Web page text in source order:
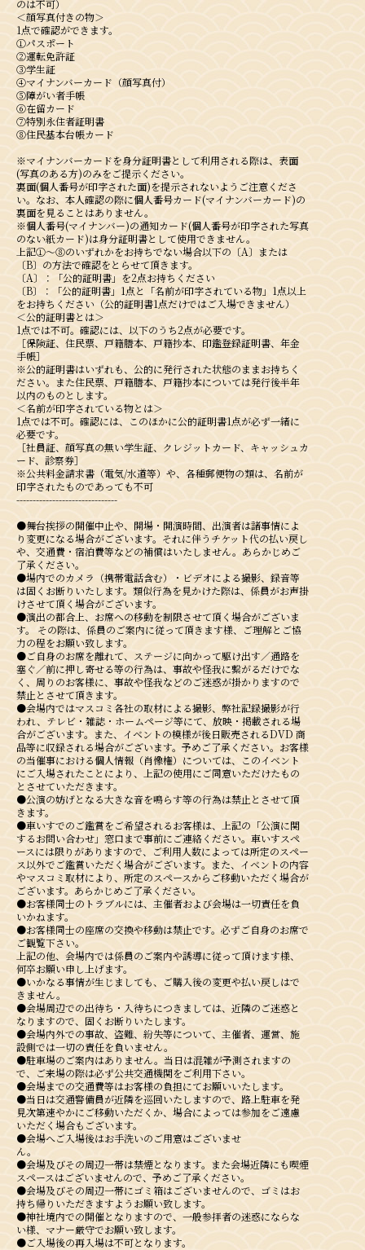
のは不可）
＜顔写真付きの物＞
1点で確認ができます。
①パスポート
②運転免許証
③学生証
④マイナンバーカード（顔写真付）
⑤障がい者手帳
⑥在留カード
⑦特別永住者証明書
⑧住民基本台帳カード
※マイナンバーカードを身分証明書として利用される際は、表面
(写真のある方)のみをご提示ください。
裏面(個人番号が印字された面)を提示されないようご注意くださ
い。なお、本人確認の際に個人番号カード(マイナンバーカード)の
裏面を見ることはありません。
※個人番号(マイナンバー)の通知カード(個人番号が印字された写真
のない紙カード)は身分証明書として使用できません。
上記①～⑧のいずれかをお持ちでない場合以下の〔A〕または
〔B〕の方法で確認をとらせて頂きます。
〔A〕：「公的証明書」を2点お持ちください
〔B〕：「公的証明書」1点と「名前が印字されている物」1点以上
をお持ちください（公的証明書1点だけではご入場できません）
＜公的証明書とは＞
1点では不可。確認には、以下のうち2点が必要です。
［保険証、住民票、戸籍謄本、戸籍抄本、印鑑登録証明書、年金
手帳］
※公的証明書はいずれも、公的に発行された状態のままお持ちく
ださい。また住民票、戸籍謄本、戸籍抄本については発行後半年
以内のものとします。
＜名前が印字されている物とは＞
1点では不可。確認には、このほかに公的証明書1点が必ず一緒に
必要です。
［社員証、顔写真の無い学生証、クレジットカード、キャッシュカ
ード、診察券］
※公共料金請求書（電気/水道等）や、各種郵便物の類は、名前が
印字されたものであっても不可
-------------------------------
●舞台挨拶の開催中⽌や、開場・開演時間、出演者は諸事情によ
り変更になる場合がございます。それに伴うチケット代の払い戻し
や、交通費・宿泊費等などの補償はいたしません。あらかじめご
了承ください。
●場内でのカメラ（携帯電話含む）・ビデオによる撮影、録⾳等
は固くお断りいたします。類似行為を見かけた際は、係員がお声掛
けさせて頂く場合がございます。
●演出の都合上、お席への移動を制限させて頂く場合がございま
す。 その際は、係員のご案内に従って頂きます様、ご理解とご協
力の程をお願い致します。
●ご自身のお席を離れて、ステージに向かって駆け出す／通路を
塞ぐ／前に押し寄せる等の行為は、事故や怪我に繋がるだけでな
く、周りのお客様に、事故や怪我などのご迷惑が掛かりますので
禁止とさせて頂きます。
●会場内ではマスコミ各社の取材による撮影、弊社記録撮影が⾏
われ、テレビ・雑誌・ホームページ等にて、放映・掲載される場
合がございます。また、イベントの模様が後⽇販売されるDVD 商
品等に収録される場合がございます。予めご了承ください。お客様
の当催事における個⼈情報（肖像権）については、このイベント
にご⼊場されたことにより、上記の使⽤にご同意いただけたもの
とさせていただきます。
●公演の妨げとなる大きな音を鳴らす等の行為は禁止とさせて頂
きます。
●⾞いすでのご鑑賞をご希望されるお客様は、上記の「公演に関
するお問い合わせ」窓口まで事前にご連絡ください。⾞いすスペ
ースには限りがありますので、ご利⽤⼈数によっては所定のスペー
ス以外でご鑑賞いただく場合がございます。また、イベントの内容
やマスコミ取材により、所定のスペースからご移動いただく場合が
ございます。あらかじめご了承ください。
●お客様同士のトラブルには、主催者および会場は一切責任を負
いかねます。
●お客様同士の座席の交換や移動は禁止です。必ずご自身のお席で
ご観覧下さい。
上記の他、会場内では係員のご案内や誘導に従って頂けます様、
何卒お願い申し上げます。
●いかなる事情が生じましても、ご購入後の変更や払い戻しはで
きません。
●会場周辺での出待ち・入待ちにつきましては、近隣のご迷惑と
なりますので、固くお断りいたします。
●会場内外での事故、盗難、紛失等について、主催者、運営、施
設側では一切の責任を負いません。
●駐車場のご案内はありません。当日は混雑が予測されますの
で、ご来場の際は必ず公共交通機関をご利用下さい。
●会場までの交通費等はお客様の負担にてお願いいたします。
●当日は交通警備員が近隣を巡回いたしますので、路上駐車を発
見次第速やかにご移動いただくか、場合によっては参加をご遠慮
いただく場合もございます。
●会場へご入場後はお手洗いのご用意はございませ
ん。
●会場及びその周辺一帯は禁煙となります。また会場近隣にも喫煙
スペースはございませんので、予めご了承ください。
●会場及びその周辺一帯にゴミ箱はございませんので、ゴミはお
持ち帰りいただきますようお願い致します。
●神社境内での開催となりますので、一般参拝者の迷惑にならな
い様、マナー厳守でお願い致します。
●ご入場後の再入場は不可となります。